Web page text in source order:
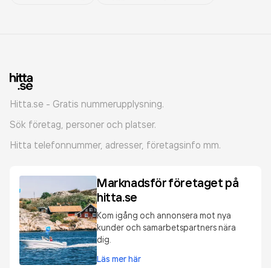
Hitta.se - Gratis nummerupplysning.
Sök företag, personer och platser.
Hitta telefonnummer, adresser, företagsinfo mm.
Marknadsför företaget på
hitta.se
Kom igång och annonsera mot nya
kunder och samarbetspartners nära
dig.
Läs mer här